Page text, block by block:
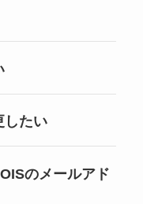
したい
のメールアド